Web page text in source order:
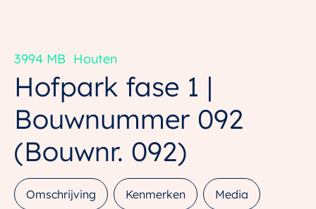
Hofpark fase 1 |
Bouwnummer 092
(Bouwnr. 092)
3994 MB Houten
Omschrijving Kenmerken Media